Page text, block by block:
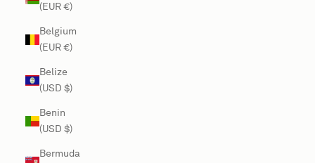
(EUR €)
Belgium
(EUR €)
Belize
(USD $)
Benin
(USD $)
Bermuda